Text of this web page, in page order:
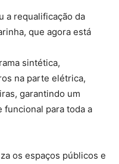
a requalificação da
que agora está
sintética,
na parte elétrica,
garantindo um
funcional para toda a
os espaços públicos e